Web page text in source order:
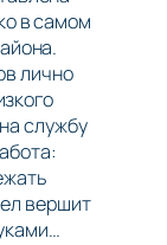
в самом
лично
службу
вершит